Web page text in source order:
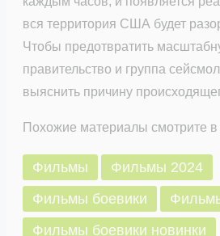
вся территория США будет
Чтобы предотвратить
правительство и группа
выяснить причину
Похожие материалы смотрите
Фильмы
Фильмы 2024
Фильмы боевики
Фильмы боевики новинки